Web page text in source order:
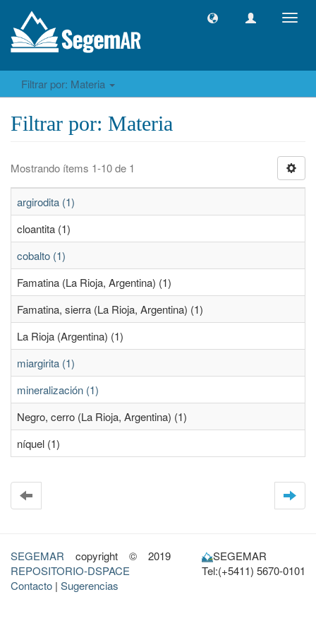
Filtrar por: Materia
Filtrar por: Materia
Mostrando ítems 1-10 de 1
argirodita (1)
cloantita (1)
cobalto (1)
Famatina (La Rioja, Argentina) (1)
Famatina, sierra (La Rioja, Argentina) (1)
La Rioja (Argentina) (1)
miargirita (1)
mineralización (1)
Negro, cerro (La Rioja, Argentina) (1)
níquel (1)
SEGEMAR copyright © 2019
REPOSITORIO-DSPACE
Contacto | Sugerencias
SEGEMAR
Tel:(+5411) 5670-0101